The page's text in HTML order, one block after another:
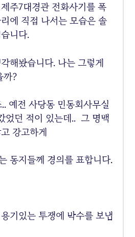
주7대경관 전화사기를 폭
에 직접 나서는 모습은 솔
니다.
해봤습니다. 나는 그렇게
까?
예전 사당동 민동회사무실
었던 적이 있는데.. 그 명맥
강고하게
동지들께 경의를 표합니다.
기있는 투쟁에 박수를 보냅